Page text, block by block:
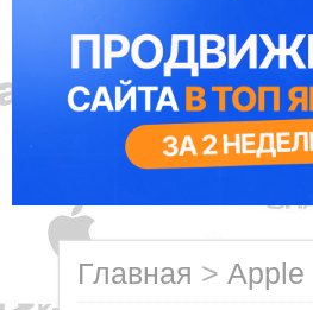
Главная > Apple